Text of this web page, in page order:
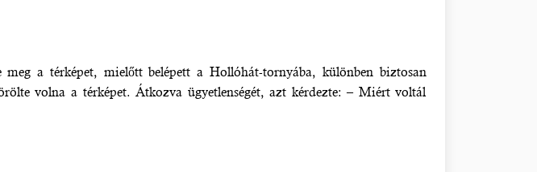
a térképet, mielőtt belépett a Hollóhát-tornyába, különben biztosan
volna a térképet. Átkozva ügyetlenségét, azt kérdezte: – Miért voltál